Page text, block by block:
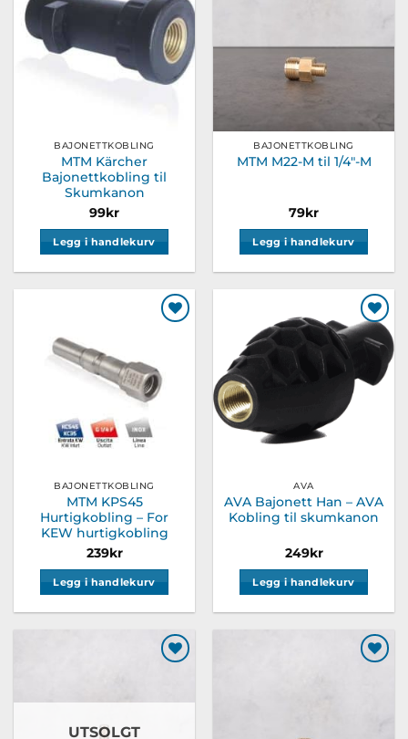
ønskeliste
BAJONETTKOBLING
MTM Kärcher
Bajonettkobling til
Skumkanon
99kr
Legg i handlekurv
BAJONETTKOBLING
MTM M22-M til 1/4″-M
79kr
Legg i handlekurv
BAJONETTKOBLING
MTM KPS45
Hurtigkobling – For
KEW hurtigkobling
239kr
Legg i handlekurv
Legg til
ønskeliste
AVA
AVA Bajonett Han – AVA
Kobling til skumkanon
249kr
Legg i handlekurv
UTSOLGT